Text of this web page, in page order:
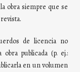
obra siempre que se
de licencia no
publicada (p. ej.:
en un volumen